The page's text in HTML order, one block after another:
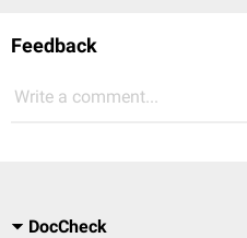
Feedback
Write a comment...
DocCheck